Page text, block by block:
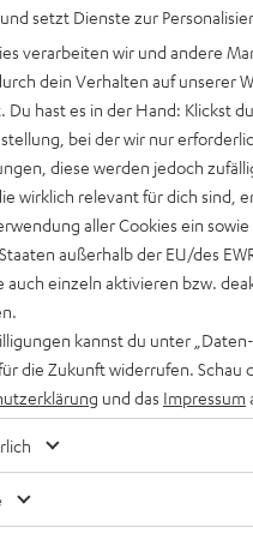
ausgewogene,
bis 22 Hz, sehr hohe
sowie HDMI (ARC,
mit 2-
Klangeinstellungen
und Fernbedienung
setzt Dienste zur
verarbeiten wir und andere
dein Verhalten auf unserer
Du hast es in der Hand: Klickst
bei der wir nur
diese werden jedoch
wirklich relevant für dich sind,
aller Cookies ein
außerhalb der EU/des
auch einzeln aktivieren bzw.
kannst du unter
die Zukunft widerrufen.
und das Impressum